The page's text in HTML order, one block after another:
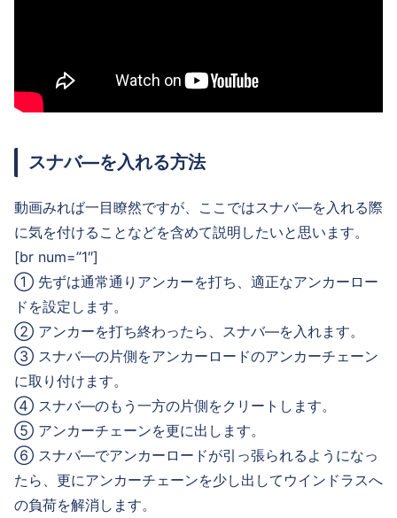
スナバ―を入れる方法
動画みれば一目瞭然ですが、ここではスナバ―を入れる際
に気を付けることなどを含めて説明したいと思います。
[br num=”1″]
➀ 先ずは通常通りアンカーを打ち、適正なアンカーロー
ドを設定します。
➁ アンカーを打ち終わったら、スナバ―を入れます。
➂ スナバ―の片側をアンカーロードのアンカーチェーン
に取り付けます。
➃ スナバ―のもう一方の片側をクリートします。
➄ アンカーチェーンを更に出します。
➅ スナバ―でアンカーロードが引っ張られるようになっ
たら、更にアンカーチェーンを少し出してウインドラスへ
の負荷を解消します。